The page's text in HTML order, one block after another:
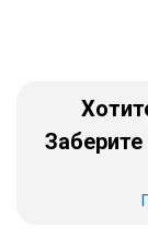
Хайнань